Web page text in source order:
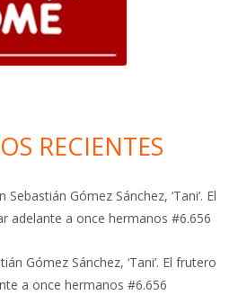
RECIENTES
Sebastián Gómez Sánchez, ‘Tani’. El
adelante a once hermanos #6.656
Gómez Sánchez, ‘Tani’. El frutero
a once hermanos #6.656